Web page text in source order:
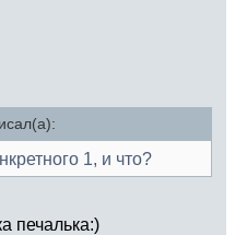
1, и что?
печалька:)